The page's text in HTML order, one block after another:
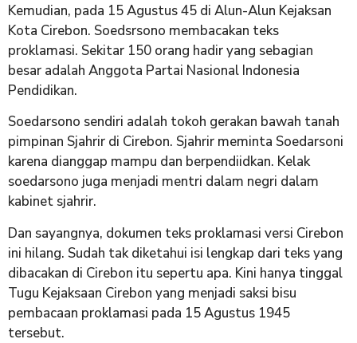
Kemudian, pada 15 Agustus 45 di Alun-Alun Kejaksan
Kota Cirebon. Soedsrsono membacakan teks
proklamasi. Sekitar 150 orang hadir yang sebagian
besar adalah Anggota Partai Nasional Indonesia
Pendidikan.
Soedarsono sendiri adalah tokoh gerakan bawah tanah
pimpinan Sjahrir di Cirebon. Sjahrir meminta Soedarsoni
karena dianggap mampu dan berpendiidkan. Kelak
soedarsono juga menjadi mentri dalam negri dalam
kabinet sjahrir.
Dan sayangnya, dokumen teks proklamasi versi Cirebon
ini hilang. Sudah tak diketahui isi lengkap dari teks yang
dibacakan di Cirebon itu sepertu apa. Kini hanya tinggal
Tugu Kejaksaan Cirebon yang menjadi saksi bisu
pembacaan proklamasi pada 15 Agustus 1945
tersebut.